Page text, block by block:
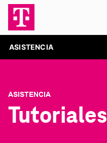
ASISTENCIA
ASISTENCIA
Tutoriales